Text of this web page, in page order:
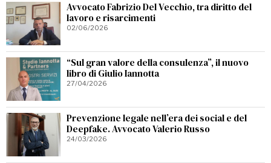
Avvocato Fabrizio Del Vecchio, tra diritto del
lavoro e risarcimenti
02/06/2026
“Sul gran valore della consulenza”, il nuovo
libro di Giulio Iannotta
27/04/2026
Prevenzione legale nell’era dei social e del
Deepfake. Avvocato Valerio Russo
24/03/2026